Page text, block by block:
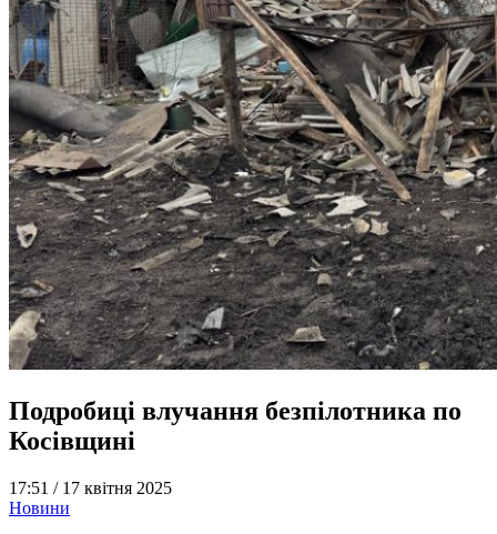
Подробиці влучання безпілотника по
Косівщині
17:51 / 17 квітня 2025
Новини